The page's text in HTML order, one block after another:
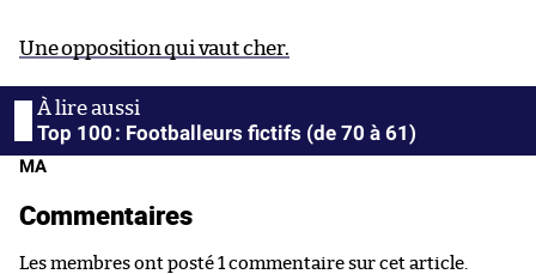
Une opposition qui vaut cher.
Top 100 : Footballeurs fictifs (de 70 à 61)
MA
Commentaires
Les membres ont posté 1 commentaire sur cet article.